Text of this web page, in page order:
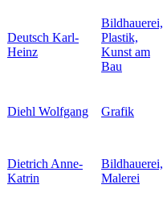
Deutsch Karl-
Heinz
Bildhauerei,
Plastik,
Kunst am
Bau
Diehl Wolfgang Grafik
Dietrich Anne-
Katrin
Bildhauerei,
Malerei